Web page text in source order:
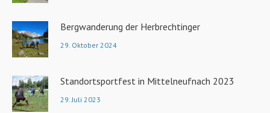
Bergwanderung der Herbrechtinger
29. Oktober 2024
Standortsportfest in Mittelneufnach 2023
29. Juli 2023